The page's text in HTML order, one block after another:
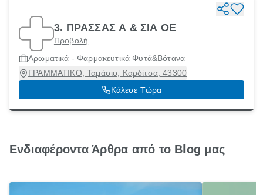
3. ΠΡΑΣΣΑΣ Α & ΣΙΑ ΟΕ
Προβολή
Αρωματικά - Φαρμακευτικά Φυτά&Βότανα
ΓΡΑΜΜΑΤΙΚΟ, Ταμάσιο, Καρδίτσα, 43300
Κάλεσε Τώρα
Ενδιαφέροντα Άρθρα από το Blog μας